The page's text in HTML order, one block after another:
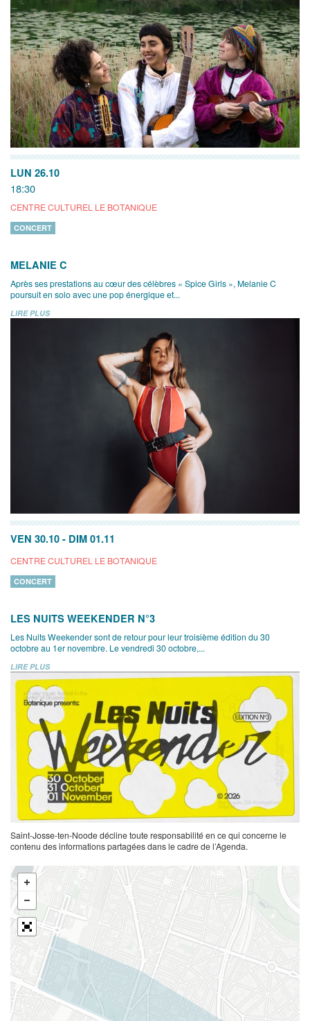
LUN 26.10
18:30
CENTRE CULTUREL LE BOTANIQUE
CONCERT
MELANIE C
Après ses prestations au cœur des célèbres « Spice Girls », Melanie C
poursuit en solo avec une pop énergique et...
LIRE PLUS
VEN 30.10 - DIM 01.11
CENTRE CULTUREL LE BOTANIQUE
CONCERT
LES NUITS WEEKENDER N°3
Les Nuits Weekender sont de retour pour leur troisième édition du 30
octobre au 1er novembre. Le vendredi 30 octobre,...
LIRE PLUS
Saint-Josse-ten-Noode décline toute responsabilité en ce qui concerne le
contenu des informations partagées dans le cadre de l’Agenda.